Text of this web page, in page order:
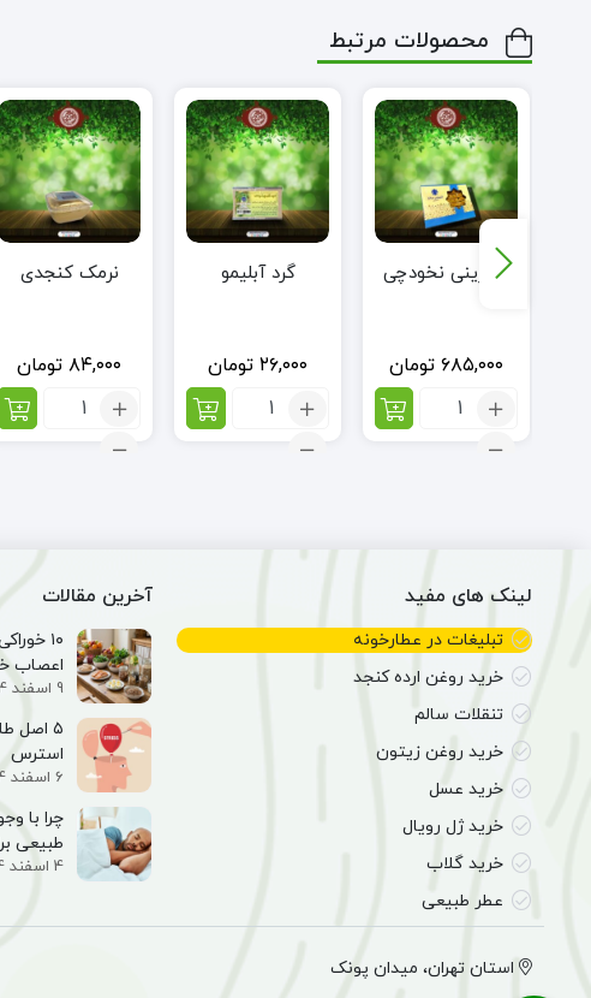
محصولات مرتبط
شیرینی نخودچی
۶۸۵,۰۰۰ تومان
تعداد:
گرد آبلیمو
۲۶,۰۰۰ تومان
تعداد:
نرمک کنجدی
۸۴,۰۰۰ تومان
تعداد:
لینک های مفید
تبلیغات در عطارخونه
خرید روغن ارده کنجد
تنقلات سالم
خرید روغن زیتون
خرید عسل
خرید ژل رویال
خرید گلاب
عطر طبیعی
آخرین مقالات
۱۰
اعصاب
9 اسفند 1404
۵ اصل
استرس
6 اسفند 1404
طبیعی
4 اسفند 1404
استان تهران، میدان پونک